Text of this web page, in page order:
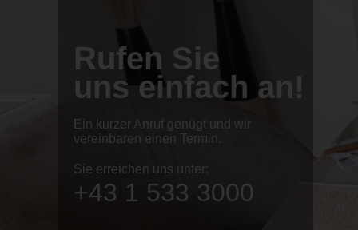
Rufen Sie
uns einfach an!
Ein kurzer Anruf genügt und wir
vereinbaren einen Termin.
Sie erreichen uns unter:
+43 1 533 3000